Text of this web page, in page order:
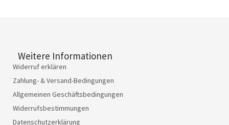
Weitere Informationen
Widerruf erklären
Zahlung- & Versand-Bedingungen
Allgemeinen Geschäftsbedingungen
Widerrufsbestimmungen
Datenschutzerklärung